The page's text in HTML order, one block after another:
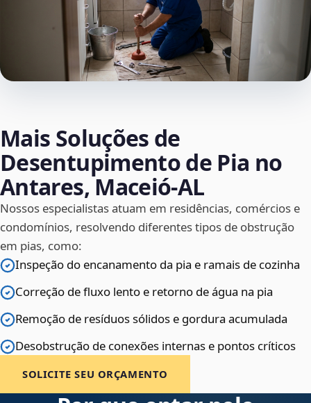
Mais Soluções de
Desentupimento de Pia no
Antares, Maceió‑AL
Nossos especialistas atuam em residências, comércios e
condomínios, resolvendo diferentes tipos de obstrução
em pias, como:
Inspeção do encanamento da pia e ramais de cozinha
Correção de fluxo lento e retorno de água na pia
Remoção de resíduos sólidos e gordura acumulada
Desobstrução de conexões internas e pontos críticos
SOLICITE SEU ORÇAMENTO